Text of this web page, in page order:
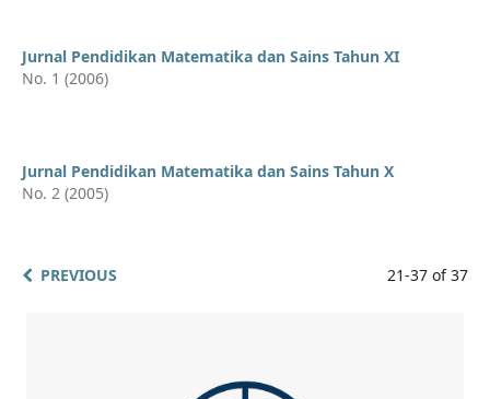
Jurnal Pendidikan Matematika dan Sains Tahun XI
No. 1 (2006)
Jurnal Pendidikan Matematika dan Sains Tahun X
No. 2 (2005)
PREVIOUS 21-37 of 37